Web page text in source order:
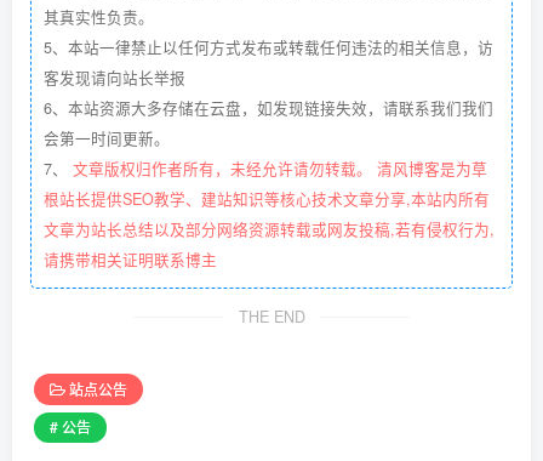
其真实性负责。
5、本站一律禁止以任何方式发布或转载任何违法的相关信息，访
客发现请向站长举报
6、本站资源大多存储在云盘，如发现链接失效，请联系我们我们
会第一时间更新。
7、 文章版权归作者所有，未经允许请勿转载。 清风博客是为草
根站长提供SEO教学、建站知识等核心技术文章分享,本站内所有
文章为站长总结以及部分网络资源转载或网友投稿,若有侵权行为,
请携带相关证明联系博主
THE END
站点公告
# 公告